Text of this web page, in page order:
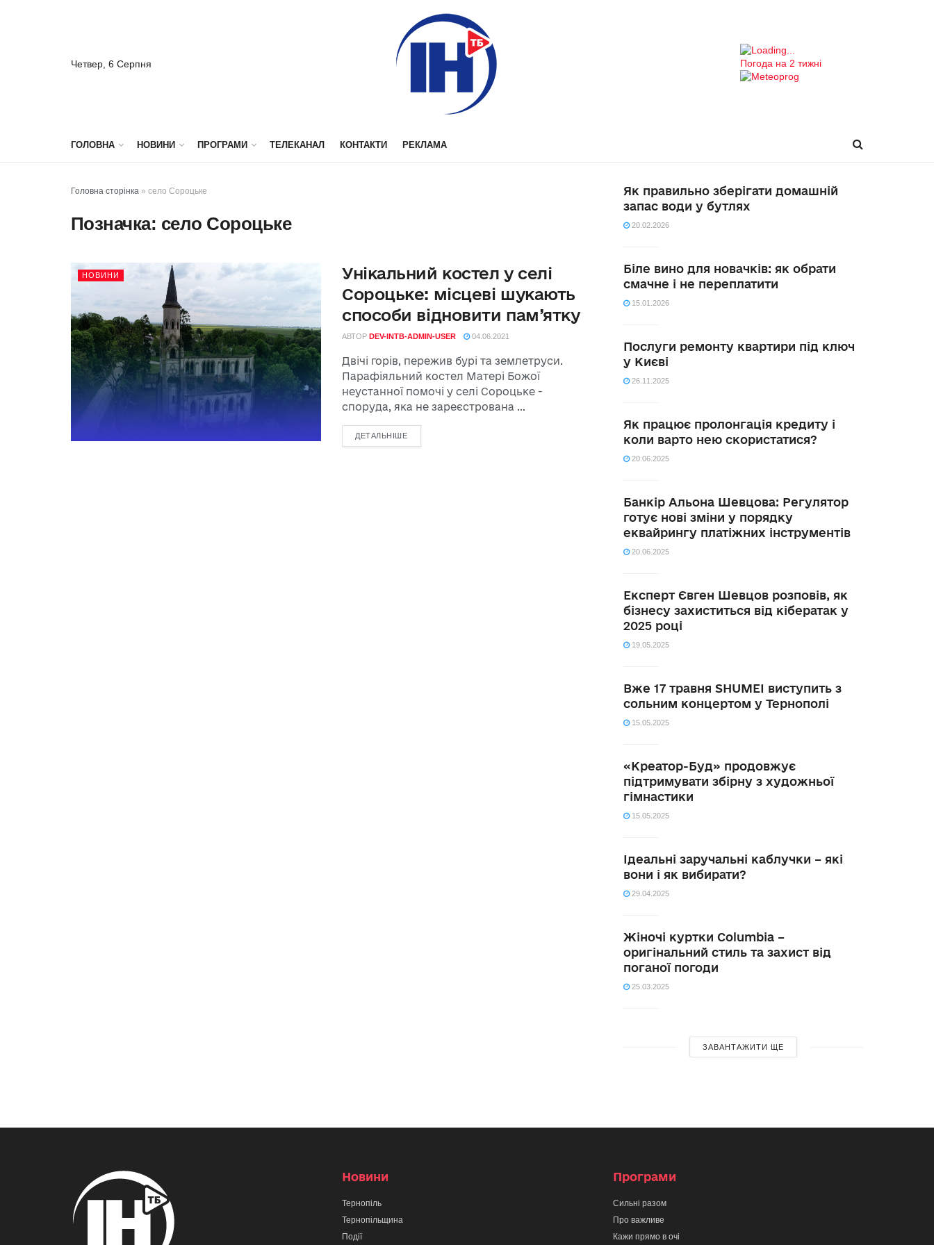
Четвер, 6 Серпня Погода на 2 тижні
ГОЛОВНА НОВИНИ ПРОГРАМИ ТЕЛЕКАНАЛ КОНТАКТИ РЕКЛАМА
Головна сторінка » село Сороцьке
Позначка: село Сороцьке
НОВИНИ
Унікальний костел у селі
Сороцьке: місцеві шукають
способи відновити пам’ятку
АВТОР DEV-INTB-ADMIN-USER 04.06.2021
Двічі горів, пережив бурі та землетруси.
Парафіяльний костел Матері Божої
неустанної помочі у селі Сороцьке -
споруда, яка не зареєстрована ...
ДЕТАЛЬНІШЕ
Як правильно зберігати домашній
запас води у бутлях
20.02.2026
Біле вино для новачків: як обрати
смачне і не переплатити
15.01.2026
Послуги ремонту квартири під ключ
у Києві
26.11.2025
Як працює пролонгація кредиту і
коли варто нею скористатися?
20.06.2025
Банкір Альона Шевцова: Регулятор
готує нові зміни у порядку
еквайрингу платіжних інструментів
20.06.2025
Експерт Євген Шевцов розповів, як
бізнесу захиститься від кібератак у
2025 році
19.05.2025
Вже 17 травня SHUMEI виступить з
сольним концертом у Тернополі
15.05.2025
«Креатор-Буд» продовжує
підтримувати збірну з художньої
гімнастики
15.05.2025
Ідеальні заручальні каблучки – які
вони і як вибирати?
29.04.2025
Жіночі куртки Columbia –
оригінальний стиль та захист від
поганої погоди
25.03.2025
ЗАВАНТАЖИТИ ЩЕ
Новини
Тернопіль
Тернопільщина
Події
Програми
Сильні разом
Про важливе
Кажи прямо в очі